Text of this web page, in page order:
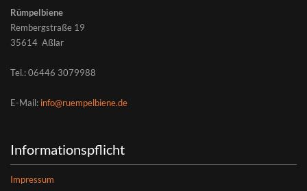
Rümpelbiene
Rembergstraße 19
35614 Aßlar
Tel.:06446 3079988
E-Mail: info@ruempelbiene.de
Informationspflicht
Impressum